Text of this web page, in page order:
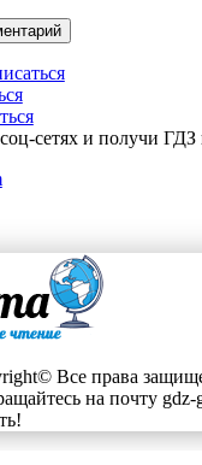
сетях и получи ГДЗ
Все права
на почту gdz-